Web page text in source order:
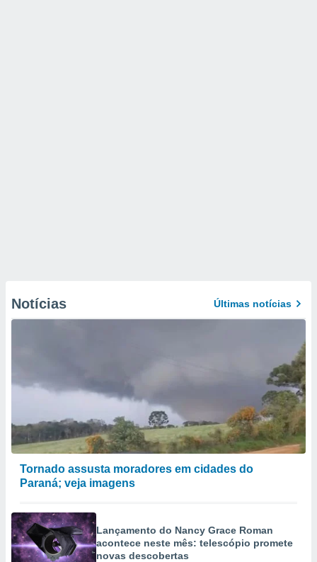
Notícias Últimas notícias
Tornado assusta moradores em cidades do
Paraná; veja imagens
Lançamento do Nancy Grace Roman
acontece neste mês: telescópio promete
novas descobertas